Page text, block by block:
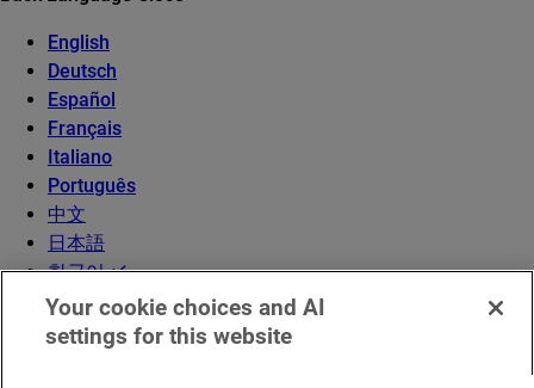
English
Deutsch
Español
Français
Italiano
Português
中文
日本語
한국어
Your cookie choices and AI
settings for this website